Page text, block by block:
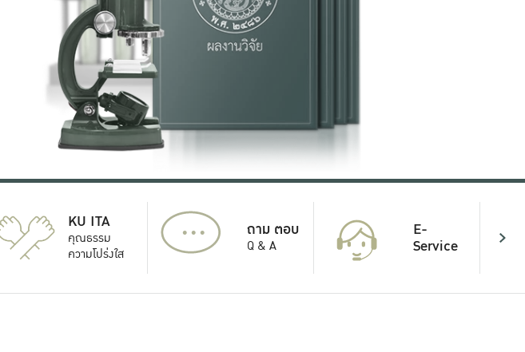
KU ITA
คุณธรรม
ความโปร่งใส
... ถาม ตอบ
Q & A
E-
Service